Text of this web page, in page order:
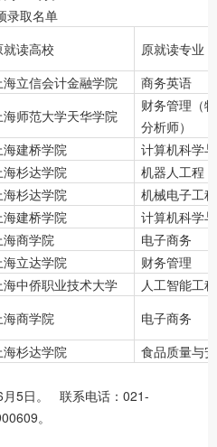
录取名单
就读高校
原就读专业
海立信会计金融学院
商务英语
海师范大学天华学院
财务管理（
分析师）
海建桥学院
计算机科学
海杉达学院
机器人工程
海杉达学院
机械电子工程
海建桥学院
计算机科学
海商学院
电子商务
海立达学院
财务管理
海中侨职业技术大学
人工智能工
海商学院
电子商务
海杉达学院 食品质量与
5日。 联系电话：021-
。